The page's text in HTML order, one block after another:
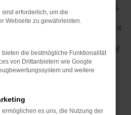
als günstige Tageszulassung.
Fahrzeug einsteigt,
breit gefächerten Sortiment
und Jahreswagen auf seine
die Preise purzeln und sind auf
nach Baden-Baden bereit.
Vielfalt und erstklassige
wir Ihnen auch im
erstklassige Qualität all
sind erforderlich, um die
Webseite zu gewährleisten.
bieten die bestmögliche Funktionalität
von Drittanbietern wie Google
und weitere
ermöglichen es uns, die Nutzung der